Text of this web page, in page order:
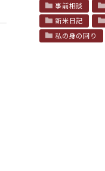
事前相談
新米日記
私の身の回り